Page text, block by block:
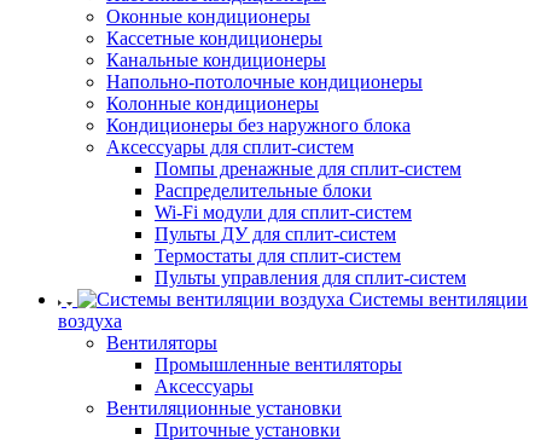
Оконные кондиционеры
Кассетные кондиционеры
Канальные кондиционеры
Напольно-потолочные кондиционеры
Колонные кондиционеры
Кондиционеры без наружного блока
Аксессуары для сплит-систем
Помпы дренажные для сплит-систем
Распределительные блоки
Wi-Fi модули для сплит-систем
Пульты ДУ для сплит-систем
Термостаты для сплит-систем
Пульты управления для сплит-систем
Системы вентиляции
воздуха
Вентиляторы
Промышленные вентиляторы
Аксессуары
Вентиляционные установки
Приточные установки